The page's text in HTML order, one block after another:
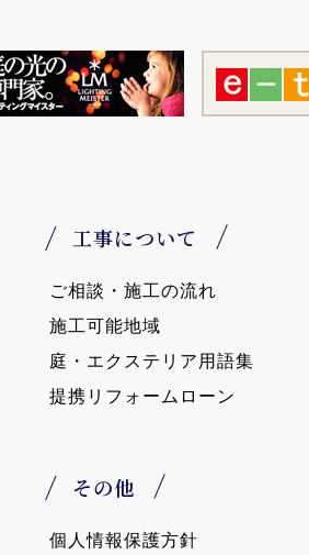
工事について
ご相談・施工の流れ
施工可能地域
庭・エクステリア用語集
提携リフォームローン
その他
個人情報保護方針